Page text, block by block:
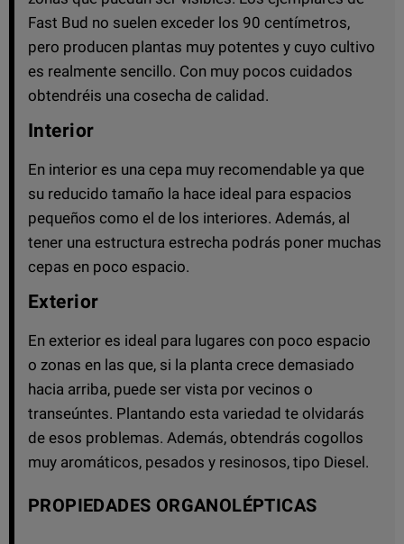
Fast Bud no suelen exceder los 90 centímetros,
pero producen plantas muy potentes y cuyo cultivo
es realmente sencillo. Con muy pocos cuidados
obtendréis una cosecha de calidad.
Interior
En interior es una cepa muy recomendable ya que
su reducido tamaño la hace ideal para espacios
pequeños como el de los interiores. Además, al
tener una estructura estrecha podrás poner muchas
cepas en poco espacio.
Exterior
En exterior es ideal para lugares con poco espacio
o zonas en las que, si la planta crece demasiado
hacia arriba, puede ser vista por vecinos o
transeúntes. Plantando esta variedad te olvidarás
de esos problemas. Además, obtendrás cogollos
muy aromáticos, pesados y resinosos, tipo Diesel.
PROPIEDADES ORGANOLÉPTICAS